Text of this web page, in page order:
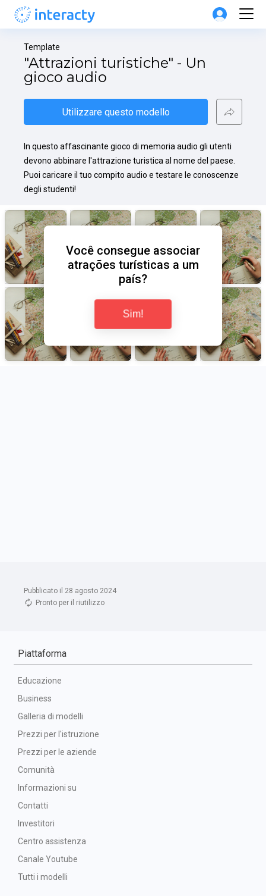
Pubblicato il 28 agosto 2024
Pronto per il riutilizzo
Template
"Attrazioni turistiche" - Un
gioco audio
Utilizzare questo modello
In questo affascinante gioco di memoria audio gli utenti
devono abbinare l'attrazione turistica al nome del paese.
Puoi caricare il tuo compito audio e testare le conoscenze
degli studenti!
Piattaforma
Educazione
Business
Galleria di modelli
Prezzi per l'istruzione
Prezzi per le aziende
Comunità
Informazioni su
Contatti
Investitori
Centro assistenza
Canale Youtube
Tutti i modelli